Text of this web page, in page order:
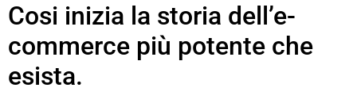
Cosi inizia la storia dell’e-
commerce più potente che
esista.